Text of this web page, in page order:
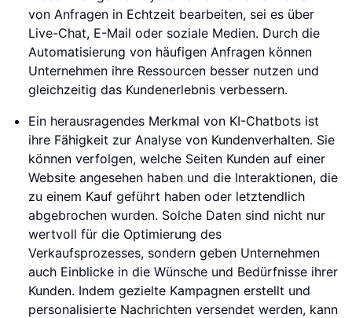
von Anfragen in Echtzeit bearbeiten, sei es über
Live-Chat, E-Mail oder soziale Medien. Durch die
Automatisierung von häufigen Anfragen können
Unternehmen ihre Ressourcen besser nutzen und
gleichzeitig das Kundenerlebnis verbessern.
Ein herausragendes Merkmal von KI-Chatbots ist
ihre Fähigkeit zur Analyse von Kundenverhalten. Sie
können verfolgen, welche Seiten Kunden auf einer
Website angesehen haben und die Interaktionen, die
zu einem Kauf geführt haben oder letztendlich
abgebrochen wurden. Solche Daten sind nicht nur
wertvoll für die Optimierung des
Verkaufsprozesses, sondern geben Unternehmen
auch Einblicke in die Wünsche und Bedürfnisse ihrer
Kunden. Indem gezielte Kampagnen erstellt und
personalisierte Nachrichten versendet werden, kann